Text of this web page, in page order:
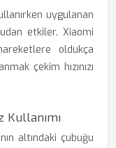
uygulanan
etkiler. Xiaomi
oldukça
çekim hızınızı
Kullanımı
altındaki çubuğu